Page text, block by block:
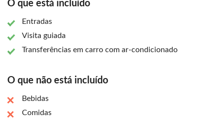
O que está incluído
Entradas
Visita guiada
Transferências em carro com ar-condicionado
O que não está incluído
Bebidas
Comidas